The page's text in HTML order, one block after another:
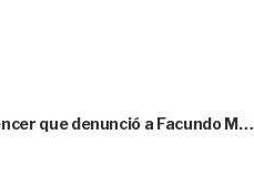
que denunció a Facundo M…